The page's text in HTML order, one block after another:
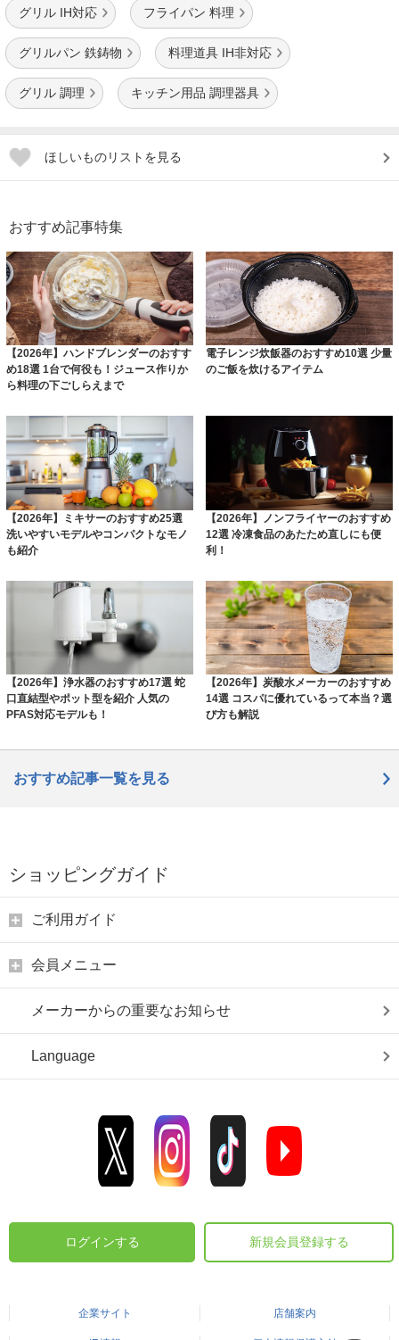
グリル IH対応 フライパン 料理
グリルパン 鉄鋳物 料理道具 IH非対応
グリル 調理 キッチン用品 調理器具
ほしいものリストを見る
おすすめ記事特集
【2026年】ハンドブレンダーのおすす
め18選 1台で何役も！ジュース作りか
ら料理の下ごしらえまで
電子レンジ炊飯器のおすすめ10選 少量
のご飯を炊けるアイテム
【2026年】ミキサーのおすすめ25選
洗いやすいモデルやコンパクトなモノ
も紹介
【2026年】ノンフライヤーのおすすめ
12選 冷凍食品のあたため直しにも便
利！
【2026年】浄水器のおすすめ17選 蛇
口直結型やポット型を紹介 人気の
PFAS対応モデルも！
【2026年】炭酸水メーカーのおすすめ
14選 コスパに優れているって本当？選
び方も解説
おすすめ記事一覧を見る
ショッピングガイド
ご利用ガイド
会員メニュー
メーカーからの重要なお知らせ
Language
ログインする 新規会員登録する
企業サイト 店舗案内